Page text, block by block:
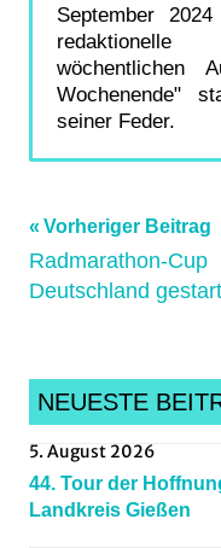
September
wöchentlichen
Wochenende"
seiner Feder.
Schlagwörter:
Amöneburg,
Bergzeitfahren,
Cycling,
Hillclimb,
kingofmountain,
Vorheriger Beitrag
Radmarathon-Cup
Deutschland
NEUESTE
5. August 2026
44. Tour der
Landkreis Gießen